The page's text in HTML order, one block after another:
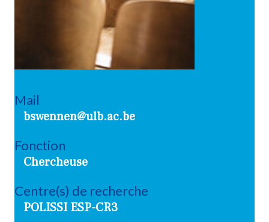
Mail
bswennen@ulb.ac.be
Fonction
Chercheuse
Centre(s) de recherche
POLISSI ESP-CR3